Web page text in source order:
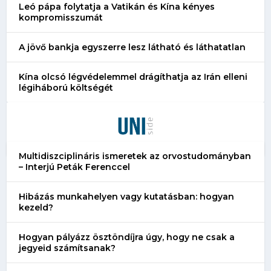
Leó pápa folytatja a Vatikán és Kína kényes
kompromisszumát
A jövő bankja egyszerre lesz látható és láthatatlan
Kína olcsó légvédelemmel drágíthatja az Irán elleni
légiháború költségét
Multidiszciplináris ismeretek az orvostudományban
– Interjú Peták Ferenccel
Hibázás munkahelyen vagy kutatásban: hogyan
kezeld?
Hogyan pályázz ösztöndíjra úgy, hogy ne csak a
jegyeid számítsanak?